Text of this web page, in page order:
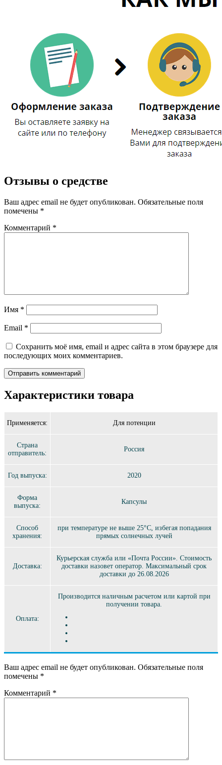
Отзывы о средстве
Ваш адрес email не будет опубликован. Обязательные поля
помечены *
Комментарий *
Имя *
Email *
Сохранить моё имя, email и адрес сайта в этом браузере для
последующих моих комментариев.
Характеристики товара
Применяется: Для потенции
Страна
отправитель:
Россия
Год выпуска: 2020
Форма
выпуска:
Капсулы
Способ
хранения:
при температуре не выше 25°C, избегая попадания
прямых солнечных лучей
Доставка:
Курьерская служба или «Почта России». Стоимость
доставки назовет оператор. Максимальный срок
доставки до 26.08.2026
Оплата:
Производится наличным расчетом или картой при
получении товара.
Ваш адрес email не будет опубликован. Обязательные поля
помечены *
Комментарий *